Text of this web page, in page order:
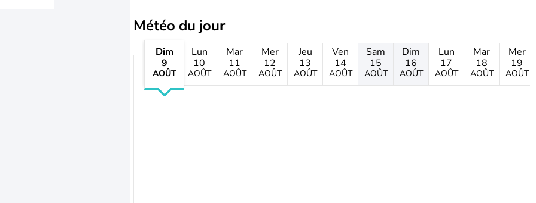
Météo du jour
Dim
9
AOÛT
Lun
10
AOÛT
Mar
11
AOÛT
Mer
12
AOÛT
Jeu
13
AOÛT
Ven
14
AOÛT
Sam
15
AOÛT
Dim
16
AOÛT
Lun
17
AOÛT
Mar
18
AOÛT
Mer
19
AOÛT